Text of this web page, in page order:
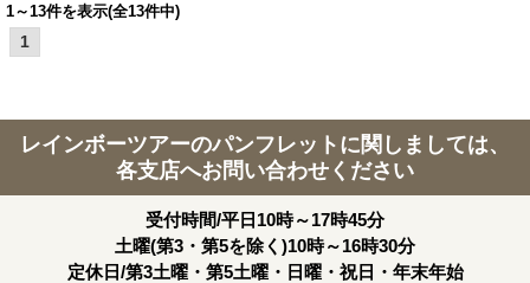
1～13件を表示(全13件中)
1
レインボーツアーのパンフレットに関しましては、
各支店へお問い合わせください
受付時間/平日10時～17時45分
土曜(第3・第5を除く)10時～16時30分
定休日/第3土曜・第5土曜・日曜・祝日・年末年始